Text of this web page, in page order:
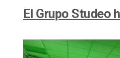
El Grupo Studeo